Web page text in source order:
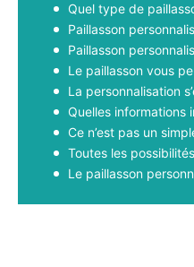
Quel type de
Paillasson
Paillasson
Le paillasson vous
La personnalisation
Quelles informations
Ce n’est pas un
Toutes les
Le paillasson